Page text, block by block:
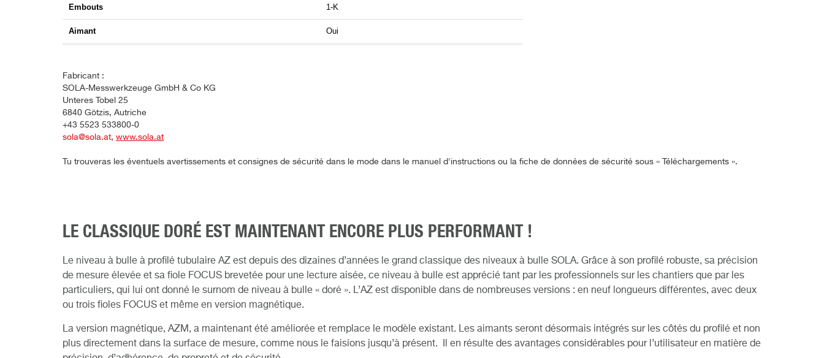
Embouts 1-K
Aimant Oui
Fabricant :
SOLA-Messwerkzeuge GmbH & Co KG
Unteres Tobel 25
6840 Götzis, Autriche
+43 5523 533800-0
sola@sola.at, www.sola.at
Tu trouveras les éventuels avertissements et consignes de sécurité dans le mode dans le manuel d'instructions ou la fiche de données de sécurité sous « Téléchargements ».
LE CLASSIQUE DORÉ EST MAINTENANT ENCORE PLUS PERFORMANT !
Le niveau à bulle à profilé tubulaire AZ est depuis des dizaines d’années le grand classique des niveaux à bulle SOLA. Grâce à son profilé robuste, sa précision
de mesure élevée et sa fiole FOCUS brevetée pour une lecture aisée, ce niveau à bulle est apprécié tant par les professionnels sur les chantiers que par les
particuliers, qui lui ont donné le surnom de niveau à bulle « doré ». L’AZ est disponible dans de nombreuses versions : en neuf longueurs différentes, avec deux
ou trois fioles FOCUS et même en version magnétique.
La version magnétique, AZM, a maintenant été améliorée et remplace le modèle existant. Les aimants seront désormais intégrés sur les côtés du profilé et non
plus directement dans la surface de mesure, comme nous le faisions jusqu’à présent. Il en résulte des avantages considérables pour l’utilisateur en matière de